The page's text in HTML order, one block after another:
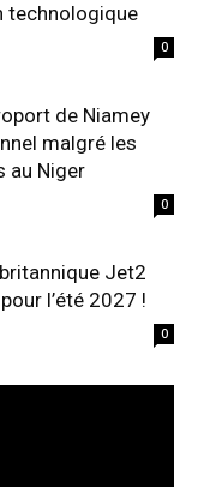
technologique
0
de Niamey
malgré les
au Niger
0
Jet2
l’été 2027 !
0